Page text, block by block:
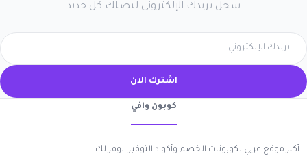
سجل بريدك الإلكتروني ليصلك كل جديد
اشترك الآن
كوبون وافي
أكبر موقع عربي لكوبونات الخصم وأكواد التوفير. نوفر لك